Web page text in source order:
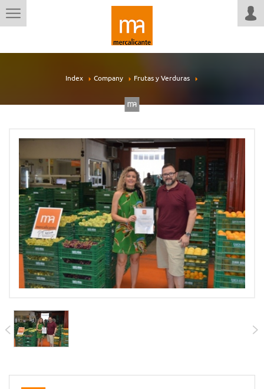
Index Company Frutas y Verduras